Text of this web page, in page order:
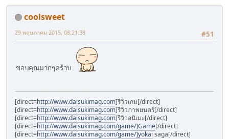
coolsweet
#51
29 พฤษภาคม 2015, 08:21:38
ขอบคุณมากๆคร้าบ
[direct=http://www.daisukimag.com]รีวิวเกม[/direct]
[direct=http://www.daisukimag.com]รีวิวภาพยนตร์[/direct]
[direct=http://www.daisukimag.com]รีวิวอนิเมะ[/direct]
[direct=http://www.daisukimag.com/game/]Game[/direct]
[direct=http://www.daisukimag.com/game/]yokai saga[/direct]